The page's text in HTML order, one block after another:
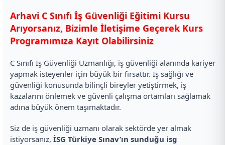
Arhavi C Sınıfı İş Güvenliği Eğitimi Kursu
Arıyorsanız, Bizimle İletişime Geçerek Kurs
Programımıza Kayıt Olabilirsiniz
C Sınıfı İş Güvenliği Uzmanlığı, iş güvenliği alanında kariyer
yapmak isteyenler için büyük bir fırsattır. İş sağlığı ve
güvenliği konusunda bilinçli bireyler yetiştirmek, iş
kazalarını önlemek ve güvenli çalışma ortamları sağlamak
adına büyük önem taşımaktadır.
Siz de iş güvenliği uzmanı olarak sektörde yer almak
istiyorsanız, İSG Türkiye Sınav’ın sunduğu isg